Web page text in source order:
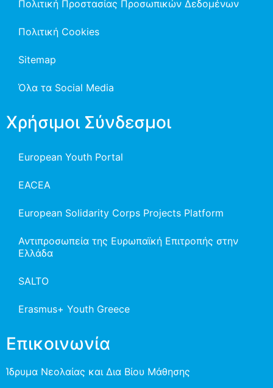
Πολιτική Προστασίας Προσωπικών Δεδομένων
Πολιτική Cookies
Sitemap
Όλα τα Social Media
Χρήσιμοι Σύνδεσμοι
European Youth Portal
EACEA
European Solidarity Corps Projects Platform
Αντιπροσωπεία της Ευρωπαϊκή Επιτροπής στην
Ελλάδα
SALTO
Erasmus+ Youth Greece
Επικοινωνία
Ίδρυμα Νεολαίας και Δια Βίου Μάθησης